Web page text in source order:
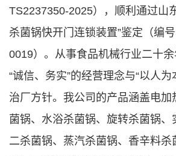
TS2237350-2025），顺利通过山
杀菌锅快开门连锁装置”鉴定（编
0019）。从事食品机械行业二十
“诚信、务实”的经营理念与“以人为
治厂方针。我公司的产品涵盖电加
菌锅、水浴杀菌锅、旋转杀菌锅
二杀菌锅、蒸汽杀菌锅、香辛料杀